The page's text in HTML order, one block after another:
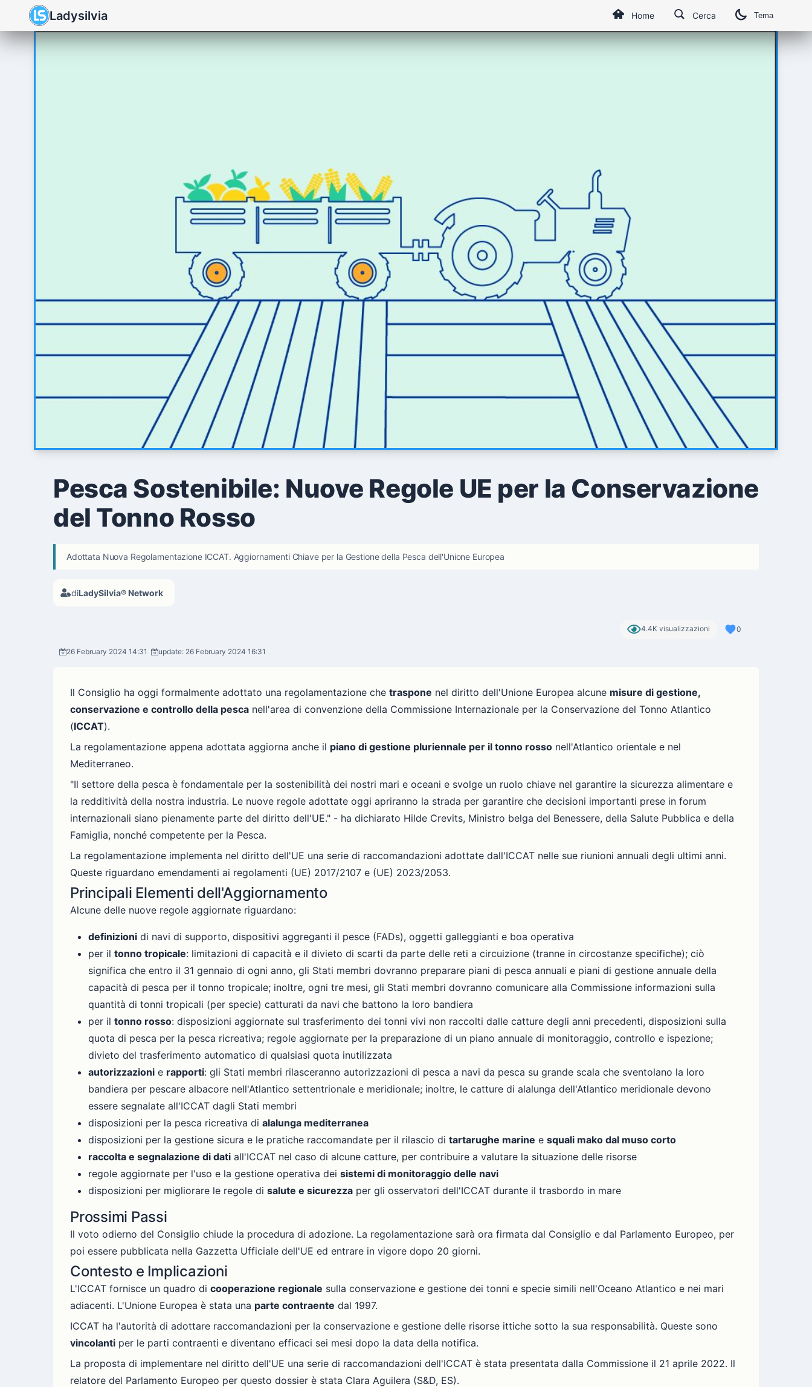
Ladysilvia Home Cerca Tema
Pesca Sostenibile: Nuove Regole UE per la Conservazione
del Tonno Rosso
Adottata Nuova Regolamentazione ICCAT. Aggiornamenti Chiave per la Gestione della Pesca dell'Unione Europea
diLadySilvia® Network
4.4K visualizzazioni 0
26 February 2024 14:31 update: 26 February 2024 16:31
Il Consiglio ha oggi formalmente adottato una regolamentazione che traspone nel diritto dell'Unione Europea alcune misure di gestione,
conservazione e controllo della pesca nell'area di convenzione della Commissione Internazionale per la Conservazione del Tonno Atlantico
(ICCAT).
La regolamentazione appena adottata aggiorna anche il piano di gestione pluriennale per il tonno rosso nell'Atlantico orientale e nel
Mediterraneo.
"Il settore della pesca è fondamentale per la sostenibilità dei nostri mari e oceani e svolge un ruolo chiave nel garantire la sicurezza alimentare e
la redditività della nostra industria. Le nuove regole adottate oggi apriranno la strada per garantire che decisioni importanti prese in forum
internazionali siano pienamente parte del diritto dell'UE." - ha dichiarato Hilde Crevits, Ministro belga del Benessere, della Salute Pubblica e della
Famiglia, nonché competente per la Pesca.
La regolamentazione implementa nel diritto dell'UE una serie di raccomandazioni adottate dall'ICCAT nelle sue riunioni annuali degli ultimi anni.
Queste riguardano emendamenti ai regolamenti (UE) 2017/2107 e (UE) 2023/2053.
Principali Elementi dell'Aggiornamento
Alcune delle nuove regole aggiornate riguardano:
definizioni di navi di supporto, dispositivi aggreganti il pesce (FADs), oggetti galleggianti e boa operativa
per il tonno tropicale: limitazioni di capacità e il divieto di scarti da parte delle reti a circuizione (tranne in circostanze specifiche); ciò
significa che entro il 31 gennaio di ogni anno, gli Stati membri dovranno preparare piani di pesca annuali e piani di gestione annuale della
capacità di pesca per il tonno tropicale; inoltre, ogni tre mesi, gli Stati membri dovranno comunicare alla Commissione informazioni sulla
quantità di tonni tropicali (per specie) catturati da navi che battono la loro bandiera
per il tonno rosso: disposizioni aggiornate sul trasferimento dei tonni vivi non raccolti dalle catture degli anni precedenti, disposizioni sulla
quota di pesca per la pesca ricreativa; regole aggiornate per la preparazione di un piano annuale di monitoraggio, controllo e ispezione;
divieto del trasferimento automatico di qualsiasi quota inutilizzata
autorizzazioni e rapporti: gli Stati membri rilasceranno autorizzazioni di pesca a navi da pesca su grande scala che sventolano la loro
bandiera per pescare albacore nell'Atlantico settentrionale e meridionale; inoltre, le catture di alalunga dell'Atlantico meridionale devono
essere segnalate all'ICCAT dagli Stati membri
disposizioni per la pesca ricreativa di alalunga mediterranea
disposizioni per la gestione sicura e le pratiche raccomandate per il rilascio di tartarughe marine e squali mako dal muso corto
raccolta e segnalazione di dati all'ICCAT nel caso di alcune catture, per contribuire a valutare la situazione delle risorse
regole aggiornate per l'uso e la gestione operativa dei sistemi di monitoraggio delle navi
disposizioni per migliorare le regole di salute e sicurezza per gli osservatori dell'ICCAT durante il trasbordo in mare
Prossimi Passi
Il voto odierno del Consiglio chiude la procedura di adozione. La regolamentazione sarà ora firmata dal Consiglio e dal Parlamento Europeo, per
poi essere pubblicata nella Gazzetta Ufficiale dell'UE ed entrare in vigore dopo 20 giorni.
Contesto e Implicazioni
L'ICCAT fornisce un quadro di cooperazione regionale sulla conservazione e gestione dei tonni e specie simili nell'Oceano Atlantico e nei mari
adiacenti. L'Unione Europea è stata una parte contraente dal 1997.
ICCAT ha l'autorità di adottare raccomandazioni per la conservazione e gestione delle risorse ittiche sotto la sua responsabilità. Queste sono
vincolanti per le parti contraenti e diventano efficaci sei mesi dopo la data della notifica.
La proposta di implementare nel diritto dell'UE una serie di raccomandazioni dell'ICCAT è stata presentata dalla Commissione il 21 aprile 2022. Il
relatore del Parlamento Europeo per questo dossier è stata Clara Aguilera (S&D, ES).